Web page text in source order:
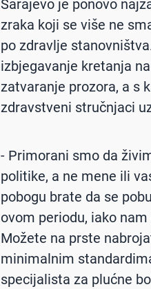
Sarajevo je ponovo
zraka koji se više ne
po zdravlje
izbjegavanje kretanja
zatvaranje prozora, a s
zdravstveni stručnjaci
- Primorani smo da
politike, a ne mene ili
pobogu brate da se
ovom periodu, iako
Možete na prste
minimalnim
specijalista za plućne